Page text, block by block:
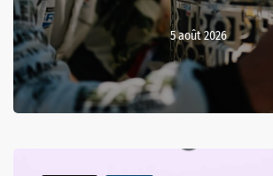
5 août 2026